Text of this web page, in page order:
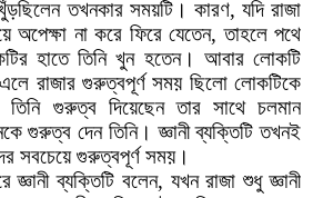
তখনকার সময়টি। কারণ, যদি রাজা
অপেক্ষা না করে ফিরে যেতেন,তাহলে পথে
হাতে তিনিখুনহতেন। আবার লোকটি
রাজার গুরুত্বপূর্ণ সময় ছিলো লোকটিকে
তিনি গুরুত্ব দিয়েছেন তার সাথে চলমান
গুরুত্ব দেন তিনি। জ্ঞানী ব্যক্তিটি তখনই
সবচেয়ে গুরুত্বপূর্ণ সময়।
জ্ঞানী ব্যক্তিটি বলেন, যখন রাজা শুধু জ্ঞানী